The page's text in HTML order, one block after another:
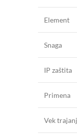
Element
Snaga
IP zaštita
Primena
Vek